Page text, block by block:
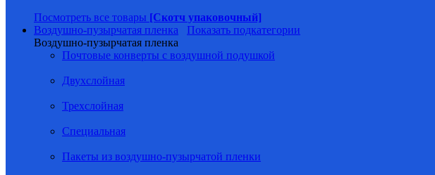
Посмотреть все товары [Скотч упаковочный]
Воздушно-пузырчатая пленка
Показать подкатегории
Воздушно-пузырчатая пленка
Почтовые конверты с воздушной подушкой
Двухслойная
Трехслойная
Специальная
Пакеты из воздушно-пузырчатой пленки